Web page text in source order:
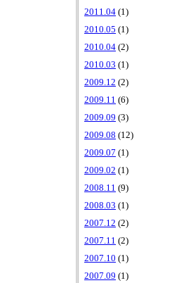
2011.04 (1)
2010.05 (1)
2010.04 (2)
2010.03 (1)
2009.12 (2)
2009.11 (6)
2009.09 (3)
2009.08 (12)
2009.07 (1)
2009.02 (1)
2008.11 (9)
2008.03 (1)
2007.12 (2)
2007.11 (2)
2007.10 (1)
2007.09 (1)